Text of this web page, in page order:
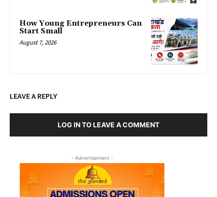
How Young Entrepreneurs Can
Start Small
August 7, 2026
LEAVE A REPLY
LOG IN TO LEAVE A COMMENT
- Advertisement -